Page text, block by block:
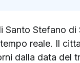
Stefano
reale. Il
dalla data del